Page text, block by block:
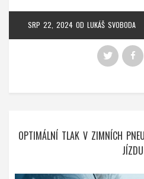
SRP 22, 2024 OD LUKÁŠ SVOBODA
OPTIMÁLNÍ TLAK V ZIMNÍCH
JÍZDU